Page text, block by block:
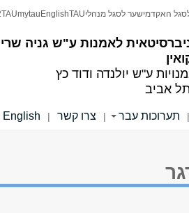
לאמנות ע"ש גניה
ע"ש יולנדה ודוד כץ
אביב
האקדמישער לסגל מנהליTAU
English
mytau
| תערוכות עבר | צרו קשר |
English